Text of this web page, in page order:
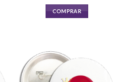
COMPRAR